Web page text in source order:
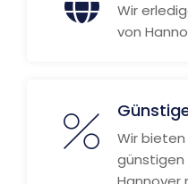
Wir
von
Wir
günstigen